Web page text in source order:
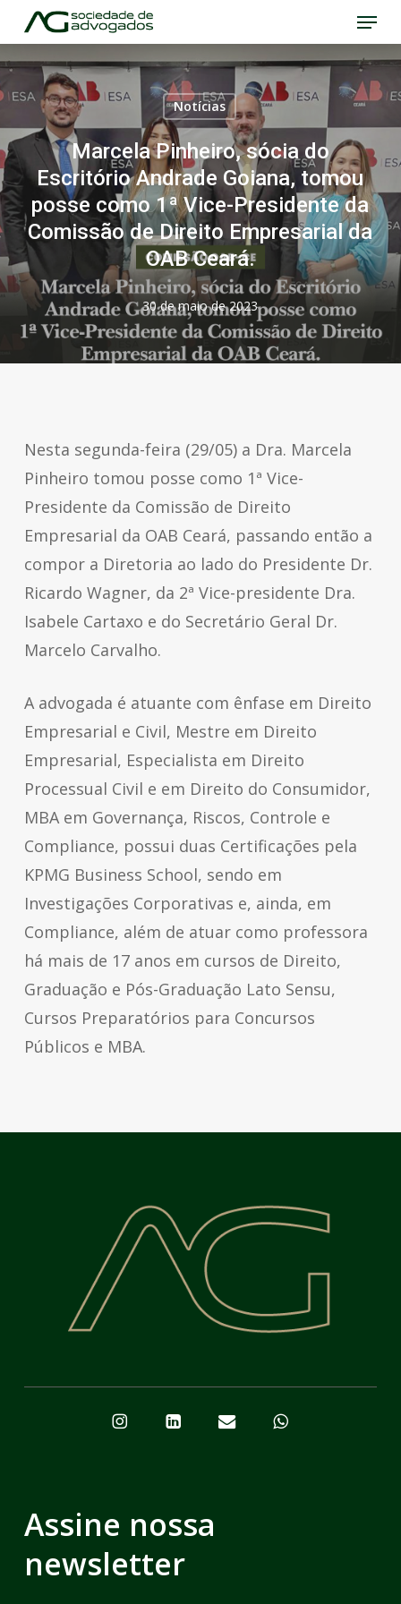
Skip
to
main
content
Menu
Notícias
Marcela Pinheiro, sócia do
Escritório Andrade Goiana, tomou
posse como 1ª Vice-Presidente da
Comissão de Direito Empresarial da
OAB Ceará.
30 de maio de 2023
Nesta segunda-feira (29/05) a Dra. Marcela
Pinheiro tomou posse como 1ª Vice-
Presidente da Comissão de Direito
Empresarial da OAB Ceará, passando então a
compor a Diretoria ao lado do Presidente Dr.
Ricardo Wagner, da 2ª Vice-presidente Dra.
Isabele Cartaxo e do Secretário Geral Dr.
Marcelo Carvalho.
A advogada é atuante com ênfase em Direito
Empresarial e Civil, Mestre em Direito
Empresarial, Especialista em Direito
Processual Civil e em Direito do Consumidor,
MBA em Governança, Riscos, Controle e
Compliance, possui duas Certificações pela
KPMG Business School, sendo em
Investigações Corporativas e, ainda, em
Compliance, além de atuar como professora
há mais de 17 anos em cursos de Direito,
Graduação e Pós-Graduação Lato Sensu,
Cursos Preparatórios para Concursos
Públicos e MBA.
Assine nossa
newsletter
Close
Menu